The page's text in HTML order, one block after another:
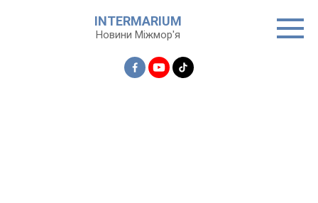
INTERMARIUM
Новини Міжмор'я